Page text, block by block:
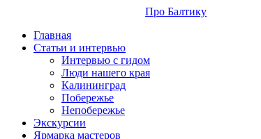
Про Балтику
Главная
Статьи и интервью
Интервью с гидом
Люди нашего края
Калининград
Побережье
Непобережье
Экскурсии
Ярмарка мастеров